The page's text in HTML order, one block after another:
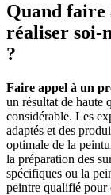
Quand faire
réaliser soi-
?
Faire appel à un
un résultat de haute
considérable. Les
adaptés et des
optimale de la
la préparation des
spécifiques ou la
peintre qualifié pour